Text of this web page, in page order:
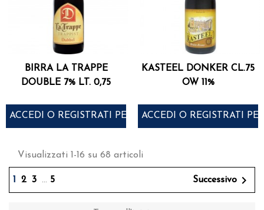
BIRRA LA TRAPPE
DOUBLE 7% LT. 0,75
ACCEDI O REGISTRATI PER ACQUISTARE
KASTEEL DONKER CL.75
OW 11%
ACCEDI O REGISTRATI
Visualizzati 1-16 su 68 articoli
1 2 3 … 5 Successivo 